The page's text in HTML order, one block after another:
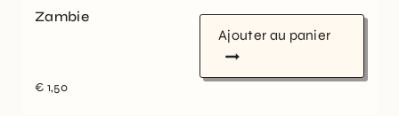
Zambie
€ 1,50
Ajouter au panier